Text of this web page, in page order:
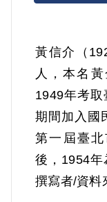
黃信介（
人，本名
1949年考
期間加入國
第一屆臺
後，1954年
北市長（未
撰寫者/資料